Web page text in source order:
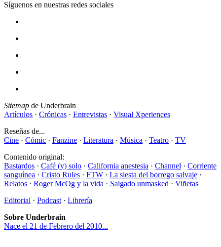
Síguenos en nuestras redes sociales
Sitemap de Underbrain
Artículos · Crónicas · Entrevistas · Visual Xperiences
Reseñas de...
Cine · Cómic · Fanzine · Literatura · Música · Teatro · TV
Contenido original:
Bastardos · Café (y) solo · California anestesia · Channel · Corriente
sanguínea · Cristo Rules · FTW · La siesta del borrego salvaje ·
Relatos · Roger McOg y la vida · Salgado unmasked · Viñetas
Editorial · Podcast · Librería
Sobre Underbrain
Nace el 21 de Febrero del 2010...